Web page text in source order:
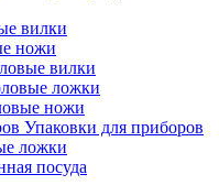
вилки
ножи
вилки
ложки
ножи
Упаковки для приборов
ложки
посуда